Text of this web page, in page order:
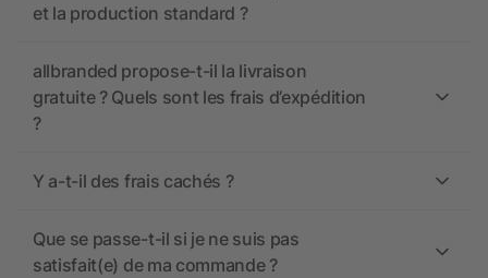
et la production standard ?
allbranded propose-t-il la livraison
gratuite ? Quels sont les frais d’expédition
?
Y a-t-il des frais cachés ?
Que se passe-t-il si je ne suis pas
satisfait(e) de ma commande ?